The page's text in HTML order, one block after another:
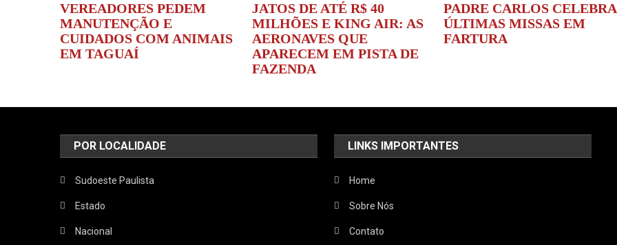
VEREADORES PEDEM
MANUTENÇÃO E
CUIDADOS COM ANIMAIS
EM TAGUAÍ
JATOS DE ATÉ R$ 40
MILHÕES E KING AIR: AS
AERONAVES QUE
APARECEM EM PISTA DE
FAZENDA
PADRE CARLOS CELEBRA
ÚLTIMAS MISSAS EM
FARTURA
POR LOCALIDADE
Sudoeste Paulista
Estado
Nacional
LINKS IMPORTANTES
Home
Sobre Nós
Contato